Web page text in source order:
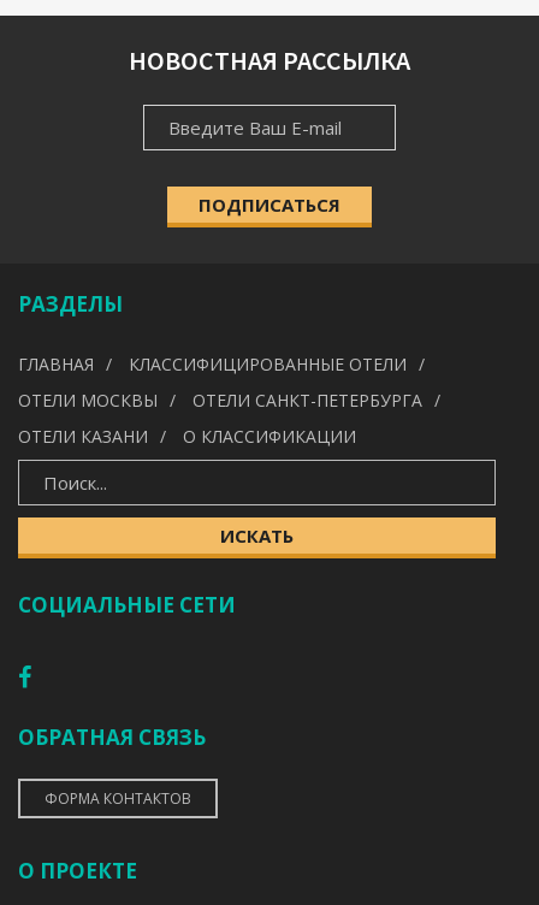
НАСЕЛЁННЫЙ ПУНКТ
ИСКАТЬ
НОВОСТНАЯ РАССЫЛКА
ПОДПИСАТЬСЯ
РАЗДЕЛЫ
ГЛАВНАЯ
КЛАССИФИЦИРОВАННЫЕ ОТЕЛИ
ОТЕЛИ МОСКВЫ
ОТЕЛИ САНКТ-ПЕТЕРБУРГА
ОТЕЛИ КАЗАНИ
О КЛАССИФИКАЦИИ
ИСКАТЬ
СОЦИАЛЬНЫЕ СЕТИ
ОБРАТНАЯ СВЯЗЬ
ФОРМА КОНТАКТОВ
О ПРОЕКТЕ